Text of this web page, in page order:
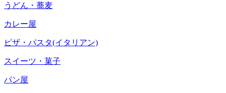
うどん・蕎麦
カレー屋
ピザ・パスタ(イタリアン)
スイーツ・菓子
パン屋